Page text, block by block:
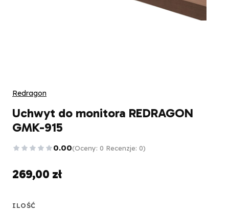
Redragon
Uchwyt do monitora REDRAGON
GMK-915
0.00(Oceny: 0 Recenzje: 0)
Cena
269,00 zł
ILOŚĆ